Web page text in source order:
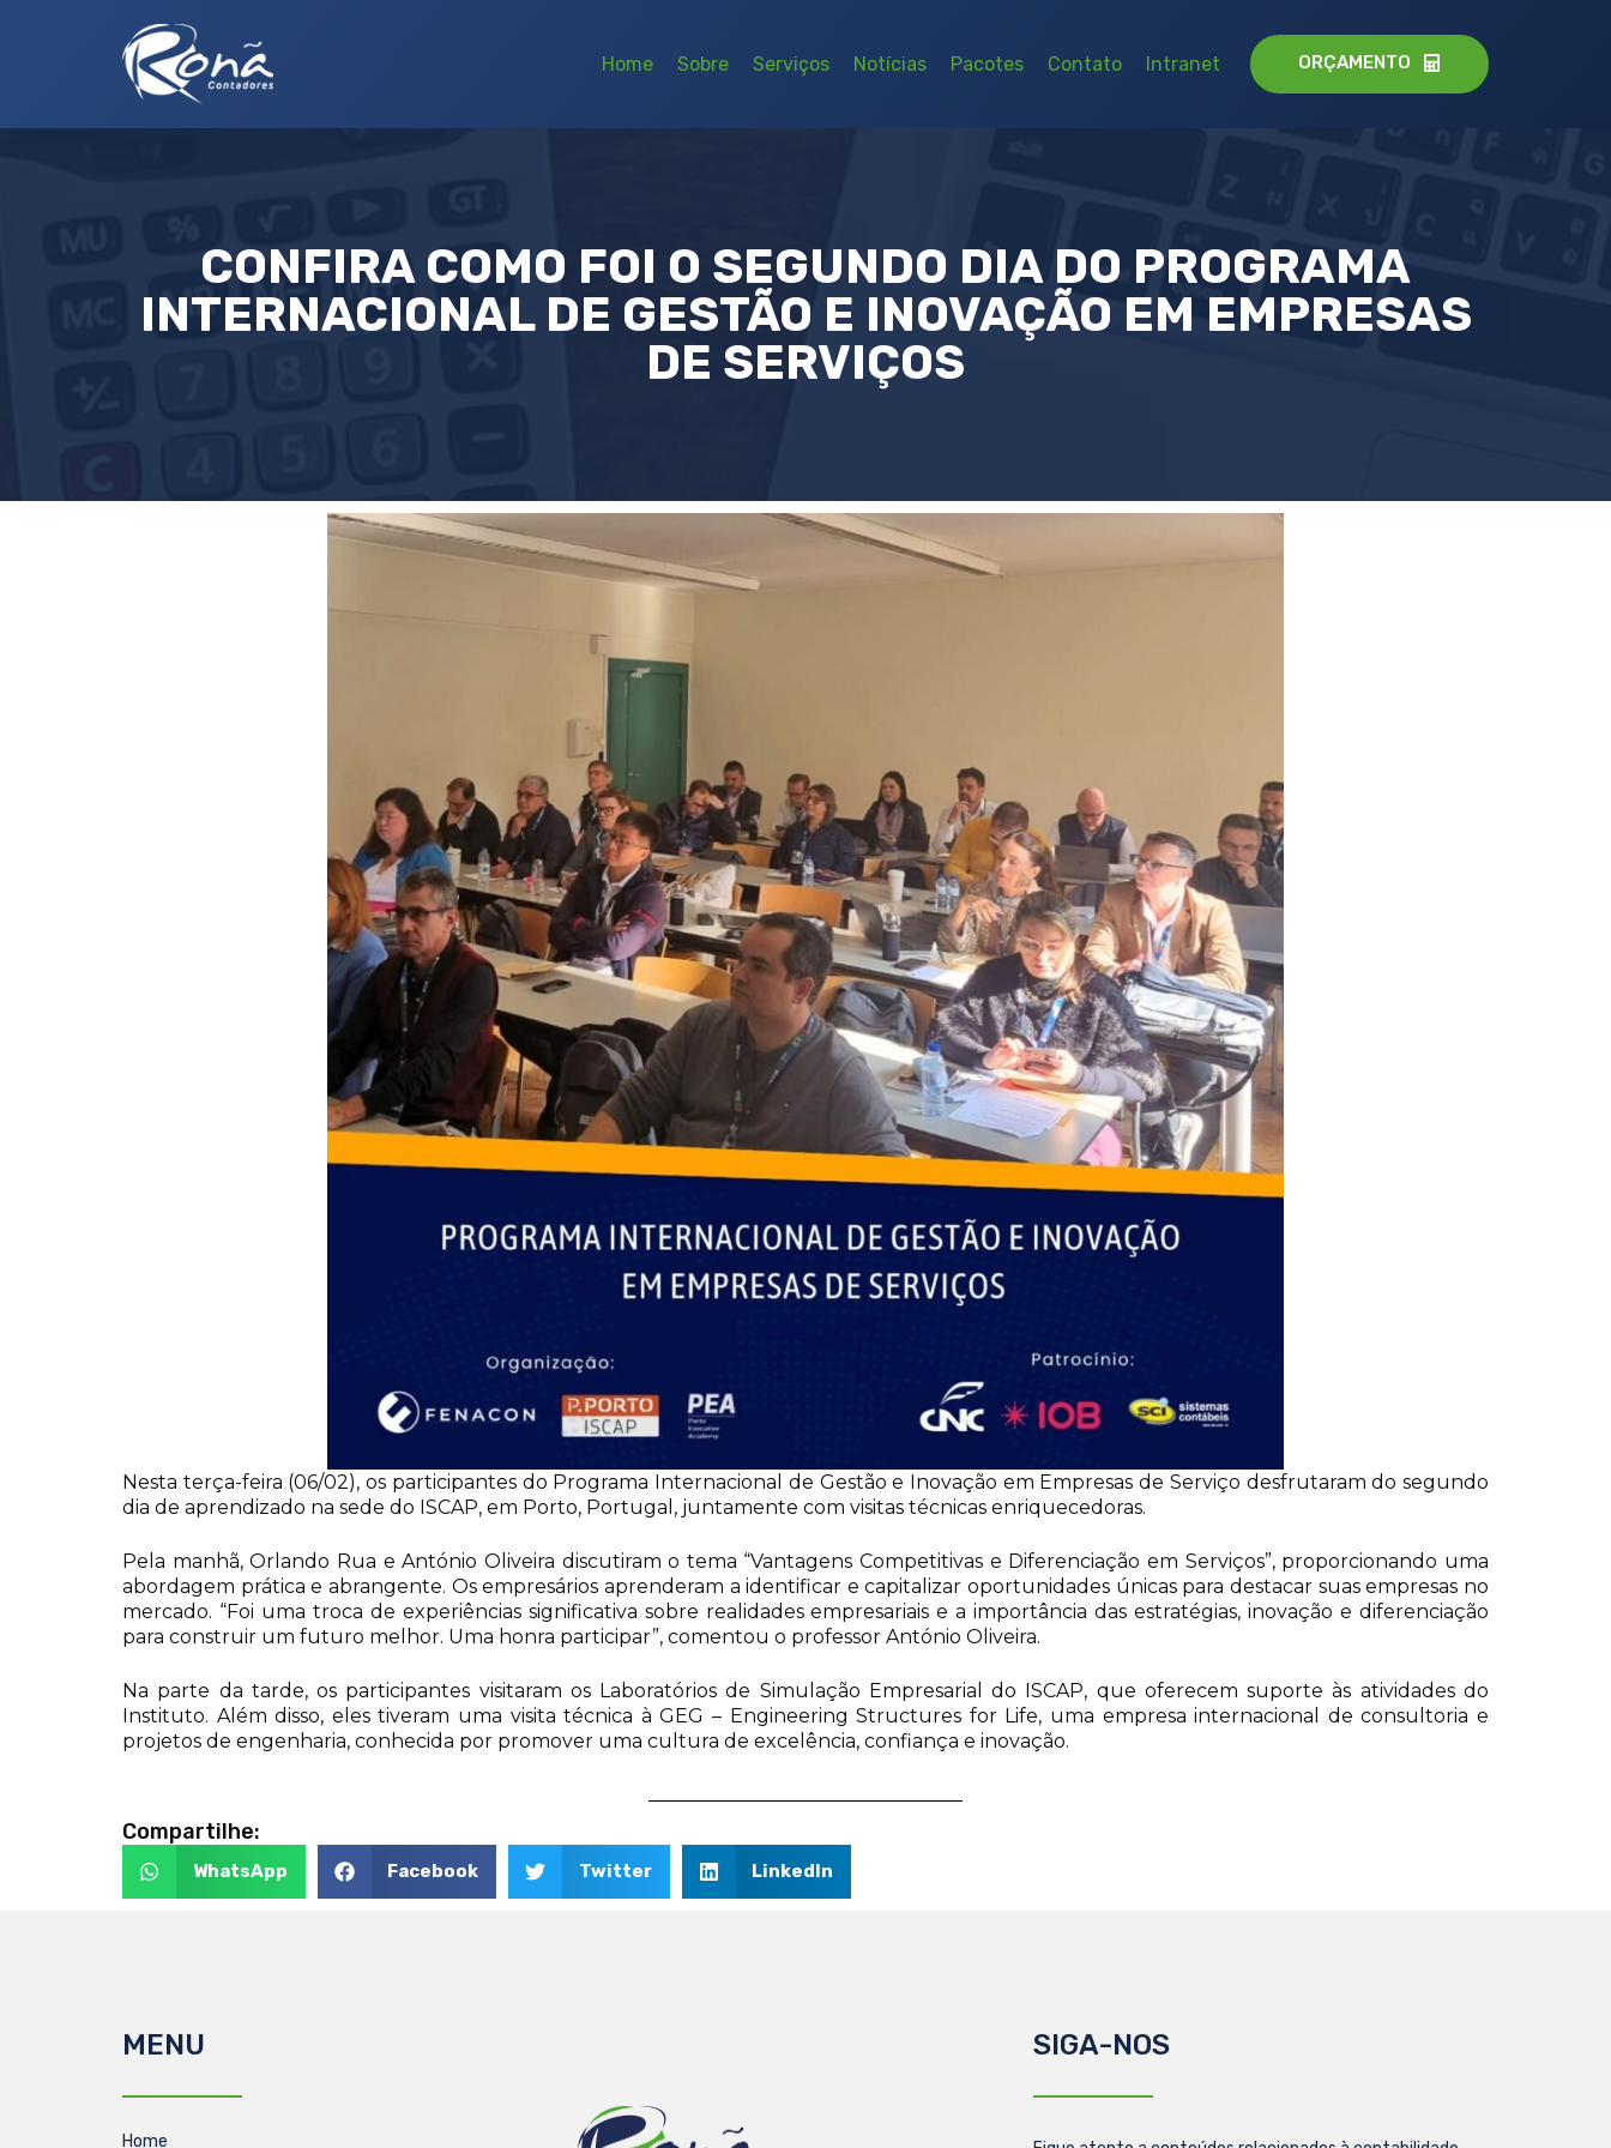
Home Sobre Serviços Notícias Pacotes Contato Intranet ORÇAMENTO
CONFIRA COMO FOI O SEGUNDO DIA DO PROGRAMA
INTERNACIONAL DE GESTÃO E INOVAÇÃO EM EMPRESAS
DE SERVIÇOS
Nesta terça-feira (06/02), os participantes do Programa Internacional de Gestão e Inovação em Empresas de Serviço desfrutaram do segundo
dia de aprendizado na sede do ISCAP, em Porto, Portugal, juntamente com visitas técnicas enriquecedoras.
Pela manhã, Orlando Rua e António Oliveira discutiram o tema “Vantagens Competitivas e Diferenciação em Serviços”, proporcionando uma
abordagem prática e abrangente. Os empresários aprenderam a identificar e capitalizar oportunidades únicas paradestacar suas empresas no
mercado. “Foi uma troca de experiências significativa sobre realidades empresariais e a importância das estratégias, inovação e diferenciação
para construir um futuro melhor. Uma honra participar”, comentou o professor António Oliveira.
Na parte da tarde, os participantes visitaram os Laboratórios de Simulação Empresarial do ISCAP, que oferecem suporte às atividades do
Instituto. Além disso, eles tiveram uma visita técnica à GEG – Engineering Structures for Life, uma empresa internacional de consultoria e
projetos de engenharia, conhecida por promover uma cultura de excelência, confiança e inovação.
Compartilhe:
WhatsApp Facebook Twitter LinkedIn
MENU
Home
SIGA-NOS